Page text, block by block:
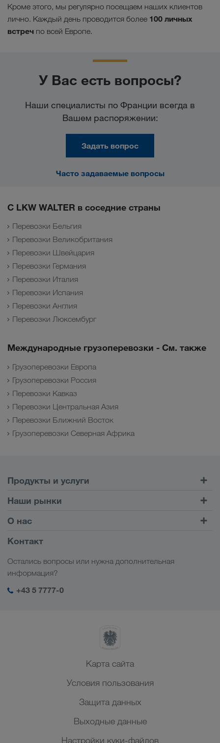
Кроме этого, мы регулярно посещаем наших клиентов
лично. Каждый день проводится более 100 личных
встреч по всей Европе.
У Вас есть вопросы?
Наши специалисты по Франции всегда в
Вашем распоряжении:
Задать вопрос
Часто задаваемые вопросы
С LKW WALTER в соседние страны
Перевозки Бельгия
Перевозки Великобритания
Перевозки Швейцария
Перевозки Германия
Перевозки Италия
Перевозки Испания
Перевозки Англия
Перевозки Люксембург
Международные грузоперевозки - См. также
Грузоперевозки Европа
Грузоперевозки Россия
Перевозки Кавказ
Перевозки Центральная Азия
Перевозки Ближний Восток
Грузоперевозки Северная Африка
Продукты и услуги
Автомобильные перевозки
Клиентский портал CONNECT
Цифровые решения
Мой вход в систему LKW WALTER
Наши рынки
Европа
Кавказ
Центральная Азия
Ближний Восток
Северная Африка
О нас
Информация о компании
Социальная ответственность
Контакт
Остались вопросы или нужна дополнительная
информация?
+43 5 7777-0
Карта сайта
Условия пользования
Защита данных
Выходные данные
Настройки куки-файлов